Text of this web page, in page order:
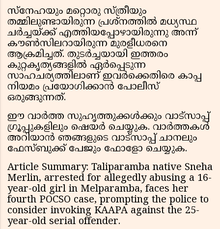
സ്നേഹയും മറ്റൊരു സ്ത്രീയും
തമ്മിലുണ്ടായിരുന്ന പ്രശ്നത്തിൽ മധ്യസ്ഥ
ചർച്ചയ്ക്ക് എത്തിയപ്പോഴായിരുന്നു അന്ന്
കൗൺസിലറായിരുന്ന മുരളീധരനെ
ആക്രമിച്ചത്. തുടർച്ചയായി ഇത്തരം
കുറ്റകൃത്യങ്ങളിൽ ഏർപ്പെടുന്ന
സാഹചര്യത്തിലാണ് ഇവർക്കെതിരെ കാപ്പ
നിയമം പ്രയോഗിക്കാൻ പോലീസ്
ഒരുങ്ങുന്നത്.
ഈ വാർത്ത സുഹൃത്തുക്കൾക്കും വാട്സാപ്പ്
ഗ്രൂപ്പുകളിലും ഷെയർ ചെയ്യുക. വാർത്തകൾ
അറിയാൻ ഞങ്ങളുടെ വാട്സാപ്പ് ചാനലും
ഫേസ്ബുക്ക് പേജും ഫോളോ ചെയ്യുക.
Article Summary: Taliparamba native Sneha
Merlin, arrested for allegedly abusing a 16-
year-old girl in Melparamba, faces her
fourth POCSO case, prompting the police to
consider invoking KAAPA against the 25-
year-old serial offender.